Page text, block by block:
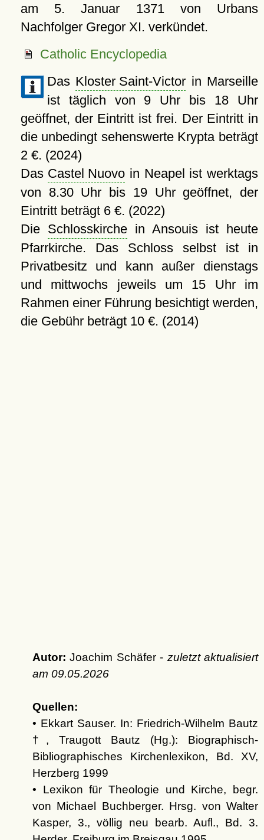
am 5. Januar 1371von Urbans
Nachfolger Gregor XI. verkündet.
Catholic Encyclopedia
Das Kloster Saint-Victor in Marseille
ist täglich von 9 Uhr bis 18 Uhr
geöffnet, der Eintritt ist frei. Der Eintritt in
die unbedingt sehenswerte Krypta beträgt
2 €. (2024)
Das Castel Nuovo in Neapel ist werktags
von 8.30 Uhr bis 19 Uhr geöffnet, der
Eintritt beträgt 6 €. (2022)
Die Schlosskirchein Ansouis ist heute
Pfarrkirche. Das Schloss selbst ist in
Privatbesitz und kann außer dienstags
und mittwochs jeweils um 15 Uhr im
Rahmen einer Führung besichtigt werden,
die Gebühr beträgt 10 €. (2014)
Autor: Joachim Schäfer - zuletzt aktualisiert
am 09.05.2026
Quellen:
• Ekkart Sauser. In: Friedrich-Wilhelm Bautz
†, Traugott Bautz (Hg.): Biographisch-
Bibliographisches Kirchenlexikon, Bd. XV,
Herzberg 1999
• Lexikon für Theologie und Kirche, begr.
von Michael Buchberger. Hrsg. von Walter
Kasper, 3., völlig neu bearb. Aufl., Bd. 3.